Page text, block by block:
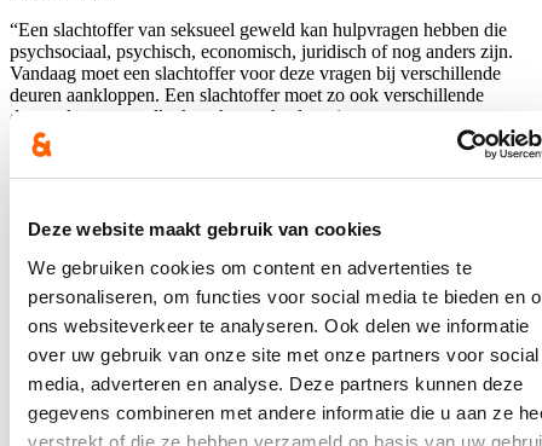
Deze website maakt gebruik van cookies
We gebruiken cookies om content en advertenties te
personaliseren, om functies voor social media te bieden en
ons websiteverkeer te analyseren. Ook delen we informatie
over uw gebruik van onze site met onze partners voor social
media, adverteren en analyse. Deze partners kunnen deze
gegevens combineren met andere informatie die u aan ze
verstrekt of die ze hebben verzameld op basis van uw
“Een slachtoffer van seksueel geweld kan hulpvragen hebben die
psychsociaal, psychisch, economisch, juridisch of nog anders zijn.
Vandaag moet een slachtoffer voor deze vragen bij verschillende
deuren aankloppen. Een slachtoffer moet zo ook verschillende
drempels over en elke keer het verhaal opnieuw aanvatten.
Vertrekken vanuit het slachtoffer en die fysieke en psychische
drempels wegnemen, moet een slachtoffer helpen sneller de nodige
hulp te krijgen”, aldus ondervoorzitter Freya Perdaens (N-VA).
Masterplan geestelijke gezondheidszorg
Naast de betaalbaarheid van psychologische hulp, moet er ook werk
gemaakt worden van de wachtlijsten. Wie gepaste hulp nodig heeft,
moet daar meteen de mogelijkheid toe hebben. Aan maandenlange
wachtlijsten hebben slachtoffers met een dringende hulpvraag niks.
Daarom doet de commissie ook een uitgebreide oproep naar de
nodige middelen om de wachtlijsten voor psychologische en
psychosociale hulp weg te werken.